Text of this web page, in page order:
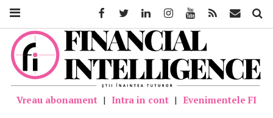
Vreau abonament | Intra in cont | Evenimentele FI
FacebookTwitter LinkedinInstagramYoutube Feed Mail